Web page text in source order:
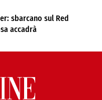
sbarcano sul Red
accadrà